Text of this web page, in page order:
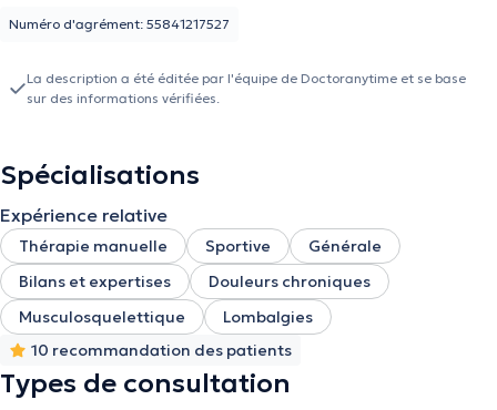
Numéro d'agrément: 55841217527
La description a été éditée par l'équipe de Doctoranytime et se base
sur des informations vérifiées.
Spécialisations
Expérience relative
Thérapie manuelle Sportive
Générale
Bilans et expertises
Douleurs chroniques
Musculosquelettique
Lombalgies
10 recommandation des patients
Types de consultation